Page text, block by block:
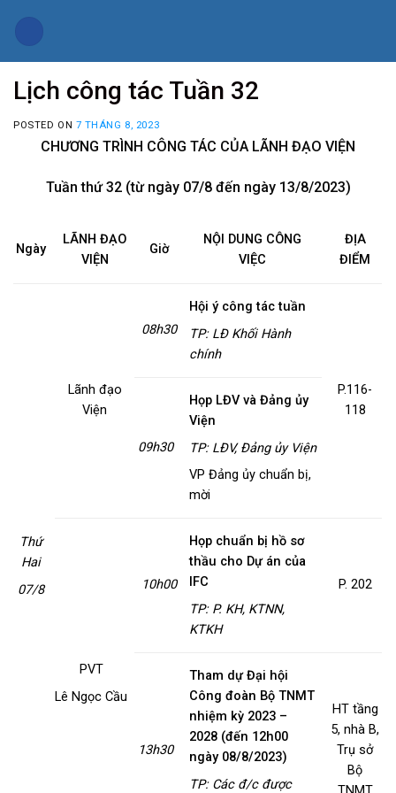
Lịch công tác Tuần 32
POSTED ON 7 THÁNG 8, 2023
CHƯƠNG TRÌNH CÔNG TÁC CỦA LÃNH ĐẠO VIỆN
Tuần thứ 32 (từ ngày 07/8 đến ngày 13/8/2023)
Ngày
LÃNH ĐẠO
VIỆN
Giờ
NỘI DUNG CÔNG
VIỆC
ĐỊA
ĐIỂM
Thứ
Hai
07/8
Lãnh đạo
Viện
08h30
Hội ý công tác tuần
TP: LĐ Khối Hành
chính
P.116-
118
09h30
Họp LĐV và Đảng ủy
Viện
TP: LĐV, Đảng ủy Viện
VP Đảng ủy chuẩn bị,
mời
PVT
Lê Ngọc Cầu
10h00
Họp chuẩn bị hồ sơ
thầu cho Dự án của
IFC
TP: P. KH, KTNN,
KTKH
P. 202
13h30
Tham dự Đại hội
Công đoàn Bộ TNMT
nhiệm kỳ 2023 –
2028 (đến 12h00
ngày 08/8/2023)
TP: Các đ/c được
HT tầng
5, nhà B,
Trụ sở
Bộ